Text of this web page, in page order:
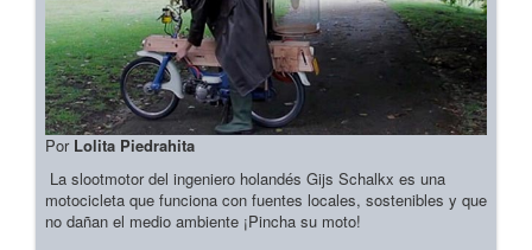
Por Lolita Piedrahita
La slootmotor del ingeniero holandés Gijs Schalkx es una
motocicleta que funciona con fuentes locales, sostenibles y que
no dañan el medio ambiente ¡Pincha su moto!